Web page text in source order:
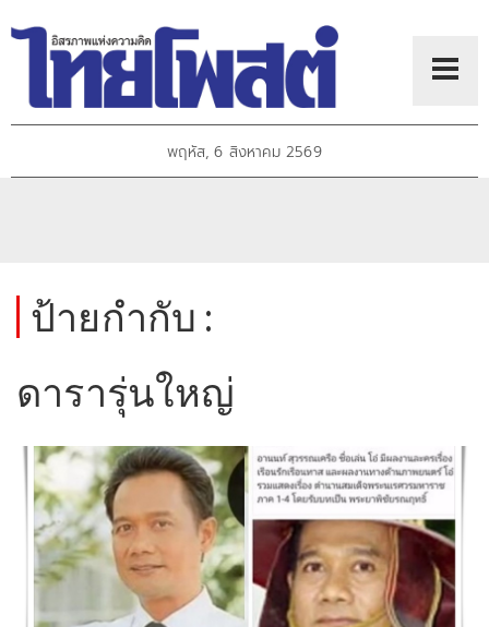
พฤหัส, 6 สิงหาคม 2569
ป้ายกำกับ :
ดารารุ่นใหญ่